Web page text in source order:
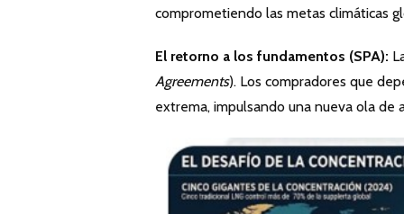
comprometiendo las metas climáticas
El retorno a los fundamentos (SPA):
Agreements). Los compradores que
extrema, impulsando una nueva ola de